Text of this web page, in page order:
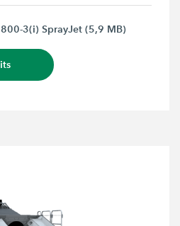
3(i) SprayJet (5,9 MB)